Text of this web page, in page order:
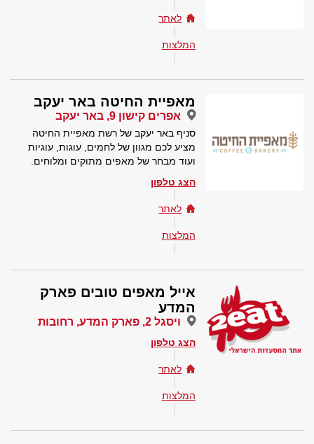
לאתר
המלצות
מאפיית החיטה באר יעקב
אפרים קישון 9, באר יעקב
סניף באר יעקב של רשת מאפיית החיטה
מציע לכם מגוון של לחמים, עוגות, עוגיות
ועוד מבחר של מאפים מתוקים ומלוחים.
הצג טלפון
לאתר
המלצות
אייל מאפים טובים פארק
המדע
ויסגל 2, פארק המדע, רחובות
הצג טלפון
לאתר
המלצות